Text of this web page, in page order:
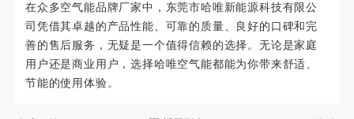
在众多空气能品牌厂家中，东莞市哈唯新能源科技有限公
司凭借其卓越的产品性能、可靠的质量、良好的口碑和完
善的售后服务，无疑是一个值得信赖的选择。无论是家庭
用户还是商业用户，选择哈唯空气能都能为你带来舒适、
节能的使用体验。